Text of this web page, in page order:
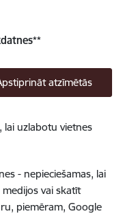
**
atzīmētās
lai uzlabotu vietnes
- nepieciešamas, lai
vai skatīt
piemēram, Google